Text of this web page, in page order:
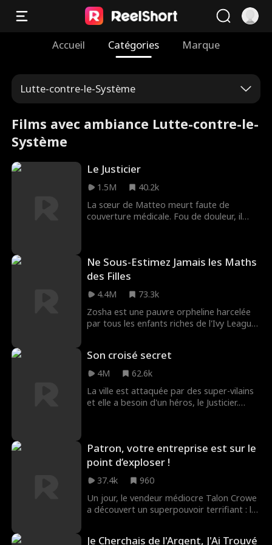
Accueil Catégories Marque
Lutte-contre-le-Système
Films avec ambiance Lutte-contre-le-
Système
Le Justicier
1.5M
40.2k
La sœur de Matteo meurt faute de
couverture médicale. Fou de douleur, il
d'assurance qui exploitent les plus faibles.
Traqué par la police, il laisse des indices
Bientôt, il devient le héros de tous ceux
que le système a abandonnés. Une guerre
silencieuse vient de commencer.
Ne Sous-Estimez Jamais les Maths
des Filles
4.4M
73.3k
Zosha est une pauvre orpheline harcelée
par tous les enfants riches de l'Ivy League
ils s'y attendent le moins : en
mathématiques.
Son croisé secret
4M
62.6k
La ville est attaquée par des super-vilains
et elle a besoin d'un héros, le Justicier.
aide, Lyndon pourra-t-il déjouer les plans
de sa famille maléfique pour redevenir le
Justicier et sauver la vie de Nadia ?
Patron, votre entreprise est sur le
point d’exploser !
37.4k
960
Un jour, le vendeur médiocre Talon Crowe
a découvert un superpouvoir terrifiant : la
Je Cherchais de l'Argent, J'Ai Trouvé